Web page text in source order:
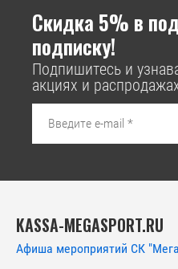
Скидка 5% в
подписку!
Подпишитесь и
акциях и
KASSA-MEGASPORT.RU
Афиша мероприятий СК